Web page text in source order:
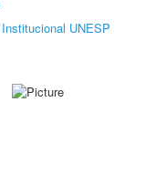
UNESP